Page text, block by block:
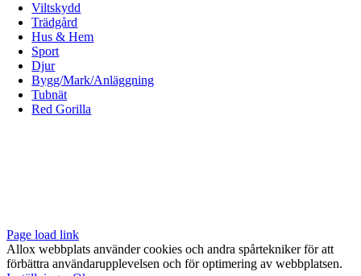
Viltskydd
Trädgård
Hus & Hem
Sport
Djur
Bygg/Mark/Anläggning
Tubnät
Red Gorilla
Page load link
Allox webbplats använder cookies och andra spårtekniker för att
förbättra användarupplevelsen och för optimering av webbplatsen.